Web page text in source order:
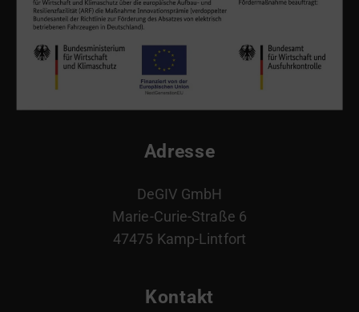
Adresse
DeGIV GmbH
Marie-Curie-Straße 6
47475 Kamp-Lintfort
Kontakt